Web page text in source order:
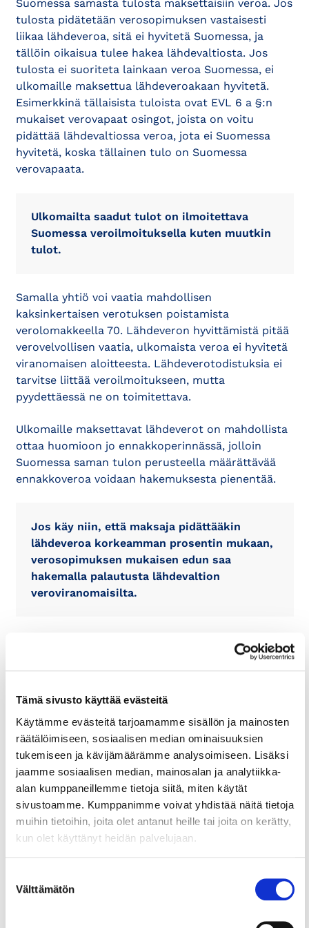
Tämä sivusto käyttää evästeitä
Käytämme evästeitä tarjoamamme sisällön ja mainosten
räätälöimiseen, sosiaalisen median ominaisuuksien
tukemiseen ja kävijämäärämme analysoimiseen. Lisäksi
jaamme sosiaalisen median, mainosalan ja analytiikka-
alan kumppaneillemme tietoja siitä, miten käytät
sivustoamme. Kumppanimme voivat yhdistää näitä tietoja
muihin tietoihin, joita olet antanut heille tai joita on kerätty,
kun olet käyttänyt heidän palvelujaan.
valinta
Välttämätön
Suomessa samasta tulosta maksettaisiin veroa. Jos
tulosta pidätetään verosopimuksen vastaisesti
liikaa lähdeveroa, sitä ei hyvitetä Suomessa, ja
tällöin oikaisua tulee hakea lähdevaltiosta. Jos
tulosta ei suoriteta lainkaan veroa Suomessa, ei
ulkomaille maksettua lähdeveroakaan hyvitetä.
Esimerkkinä tällaisista tuloista ovat EVL 6 a §:n
mukaiset verovapaat osingot, joista on voitu
pidättää lähdevaltiossa veroa, jota ei Suomessa
hyvitetä, koska tällainen tulo on Suomessa
verovapaata.
Ulkomailta saadut tulot on ilmoitettava
Suomessa veroilmoituksella kuten muutkin
tulot.
Samalla yhtiö voi vaatia mahdollisen
kaksinkertaisen verotuksen poistamista
verolomakkeella 70. Lähdeveron hyvittämistä pitää
verovelvollisen vaatia, ulkomaista veroa ei hyvitetä
viranomaisen aloitteesta. Lähdeverotodistuksia ei
tarvitse liittää veroilmoitukseen, mutta
pyydettäessä ne on toimitettava.
Ulkomaille maksettavat lähdeverot on mahdollista
ottaa huomioon jo ennakkoperinnässä, jolloin
Suomessa saman tulon perusteella määrättävää
ennakkoveroa voidaan hakemuksesta pienentää.
Jos käy niin, että maksaja pidättääkin
lähdeveroa korkeamman prosentin mukaan,
verosopimuksen mukaisen edun saa
hakemalla palautusta lähdevaltion
veroviranomaisilta.
Monilla mailla on tarkoitusta varten valmis lomake,
jota on käytettävä, ja mukaan on liitettävä
tarvittavat lisäselvitykset.
Jos vieraassa valtiossa suoritettujen verojen
määrää ei voida verovuonna hyvittää kokonaan
esimerkiksi sen vuoksi, että verovelvollisella on
Suomessa vähemmän verotettavaa tuloa kuin
ulkomailla, yhteisölle syntyy käyttämätön
ulkomaisen veron hyvitys, joka vähennetään
lähtökohtaisesti samaan tulolähteeseen kuuluvasta
tulosta määrättävistä veroista viiden seuraavan
vuoden aikana.
yhteisöillä voi olla ennen verovuotta 2020
käyttämättömiä ulkomaisen veron hyvityksiä. Nämä